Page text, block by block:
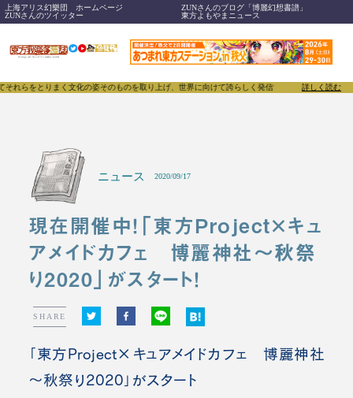
上海アリス幻樂団 ホームページ
ZUNさんのブログ「博麗幻想書譜」
ZUNさんのツイッター
東方よもやまニュース
く文化の姿そのものを取り上げ、世界に向けて誇らしく発信することで、東方Projectのみ
詳しく読む
ニュース 2020/09/17
現在開催中！「東方Project×キュ
アメイドカフェ 博麗神社～秋祭
り2020」がスタート！
SHARE
「東方Project×キュアメイドカフェ 博麗神社
～秋祭り2020」がスタート